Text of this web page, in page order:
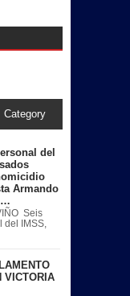
Category
del
Armando
Seis
del IMSS,
VICTORIA